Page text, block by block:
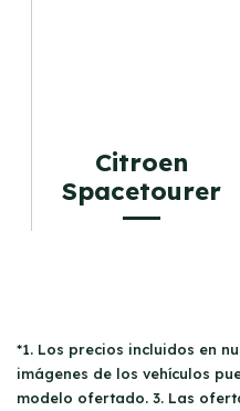
Citroen
Spacetourer
*1. Los precios incluidos en
imágenes de los vehículos
modelo ofertado. 3. Las